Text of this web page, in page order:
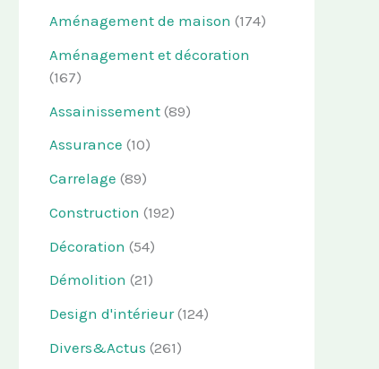
Aménagement de maison (174)
Aménagement et décoration
(167)
Assainissement (89)
Assurance (10)
Carrelage (89)
Construction (192)
Décoration (54)
Démolition (21)
Design d'intérieur(124)
Divers&Actus (261)